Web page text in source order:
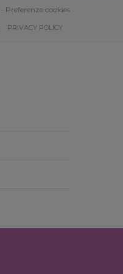
- Preferenze cookies
PRIVACY POLICY